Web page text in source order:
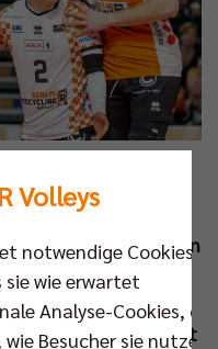
komplett: Zur zweiten
Haching München
hat
als einem Monat
Volleys
notwendige Cookies,
wie erwartet
Analyse-Cookies, die
Besucher sie nutzen,